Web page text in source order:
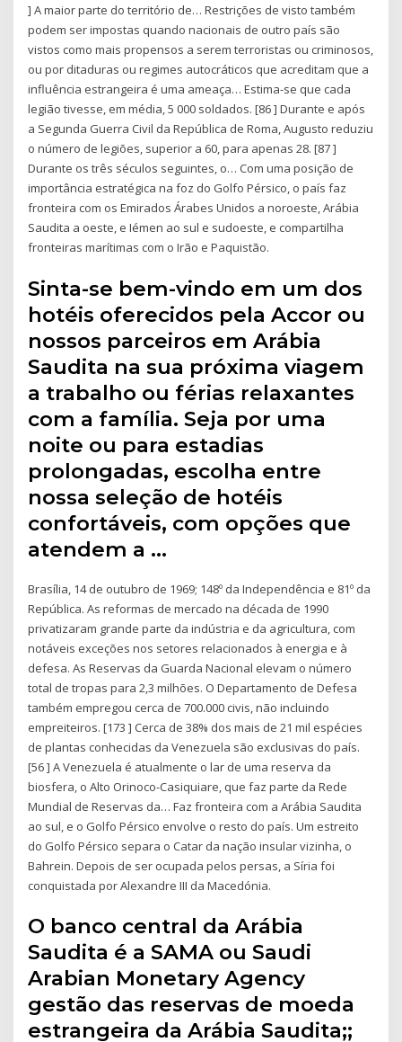
] A maior parte do território de… Restrições de visto também
podem ser impostas quando nacionais de outro país são
vistos como mais propensos a serem terroristas ou criminosos,
ou por ditaduras ou regimes autocráticos que acreditam que a
influência estrangeira é uma ameaça… Estima-se que cada
legião tivesse, em média, 5 000 soldados. [86 ] Durante e após
a Segunda Guerra Civil da República de Roma, Augusto reduziu
o número de legiões, superior a 60, para apenas 28. [87 ]
Durante os três séculos seguintes, o… Com uma posição de
importância estratégica na foz do Golfo Pérsico, o país faz
fronteira com os Emirados Árabes Unidos a noroeste, Arábia
Saudita a oeste, e Iémen ao sul e sudoeste, e compartilha
fronteiras marítimas com o Irão e Paquistão.
Sinta-se bem-vindo em um dos
hotéis oferecidos pela Accor ou
nossos parceiros em Arábia
Saudita na sua próxima viagem
a trabalho ou férias relaxantes
com a família. Seja por uma
noite ou para estadias
prolongadas, escolha entre
nossa seleção de hotéis
confortáveis, com opções que
atendem a …
Brasília, 14 de outubro de 1969; 148º da Independência e 81º da
República. As reformas de mercado na década de 1990
privatizaram grande parte da indústria e da agricultura, com
notáveis exceções nos setores relacionados à energia e à
defesa. As Reservas da Guarda Nacional elevam o número
total de tropas para 2,3 milhões. O Departamento de Defesa
também empregou cerca de 700.000 civis, não incluindo
empreiteiros. [173 ] Cerca de 38% dos mais de 21 mil espécies
de plantas conhecidas da Venezuela são exclusivas do país.
[56 ] A Venezuela é atualmente o lar de uma reserva da
biosfera, o Alto Orinoco-Casiquiare, que faz parte da Rede
Mundial de Reservas da… Faz fronteira com a Arábia Saudita
ao sul, e o Golfo Pérsico envolve o resto do país. Um estreito
do Golfo Pérsico separa o Catar da nação insular vizinha, o
Bahrein. Depois de ser ocupada pelos persas, a Síria foi
conquistada por Alexandre III da Macedónia.
O banco central da Arábia
Saudita é a SAMA ou Saudi
Arabian Monetary Agency
gestão das reservas de moeda
estrangeira da Arábia Saudita;;